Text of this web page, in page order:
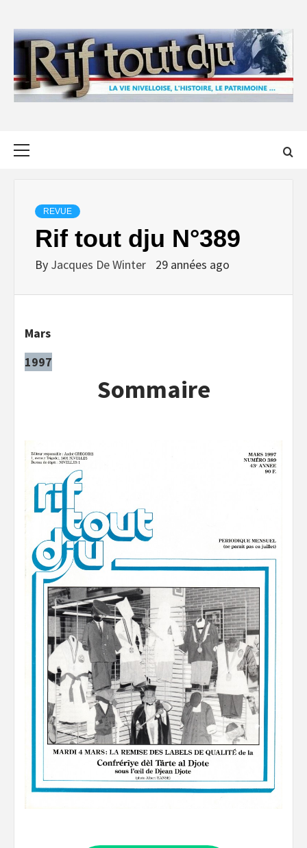
content
REVUE
Rif tout dju N°389
By Jacques De Winter 29 années ago
Mars
1997
Sommaire